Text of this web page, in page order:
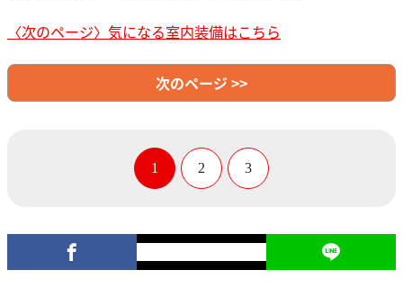
〈次のページ〉気になる室内装備はこちら
次のページ >>
1 2 3